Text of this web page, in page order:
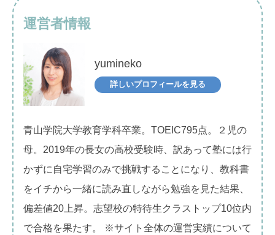
運営者情報
yumineko
詳しいプロフィールを見る
青山学院大学教育学科卒業。TOEIC795点。２児の
母。2019年の長女の高校受験時、訳あって塾には行
かずに自宅学習のみで挑戦することになり、教科書
をイチから一緒に読み直しながら勉強を見た結果、
偏差値20上昇。志望校の特待生クラストップ10位内
で合格を果たす。 ※サイト全体の運営実績について